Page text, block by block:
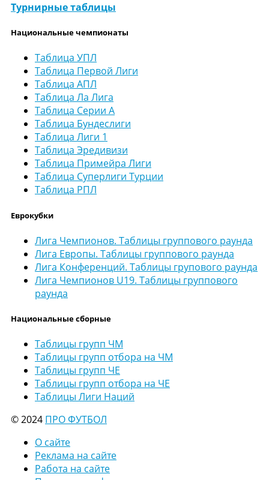
Турнирные таблицы
Национальные чемпионаты
Таблица УПЛ
Таблица Первой Лиги
Таблица АПЛ
Таблица Ла Лига
Таблица Серии А
Таблица Бундеслиги
Таблица Лиги 1
Таблица Эредивизи
Таблица Примейра Лиги
Таблица Суперлиги Турции
Таблица РПЛ
Еврокубки
Лига Чемпионов. Таблицы группового раунда
Лига Европы. Таблицы группового раунда
Лига Конференций. Таблицы групового раунда
Лига Чемпионов U19. Таблицы группового
раунда
Национальные сборные
Таблицы групп ЧМ
Таблицы групп отбора на ЧМ
Таблицы групп ЧЕ
Таблицы групп отбора на ЧЕ
Таблицы Лиги Наций
© 2024 ПРО ФУТБОЛ
О сайте
Реклама на сайте
Работа на сайте